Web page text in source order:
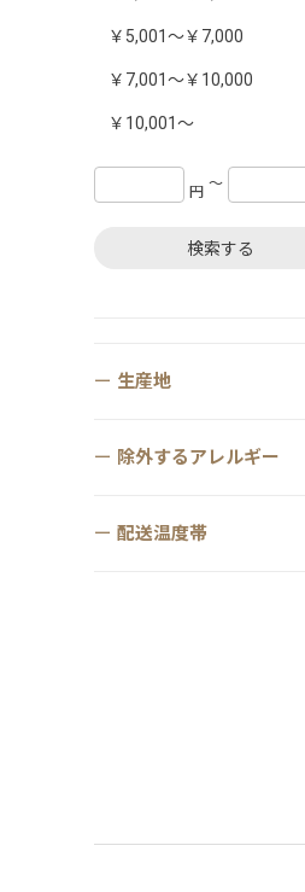
￥5,001～￥7,000
￥7,001～￥10,000
￥10,001～
円 〜
検索する
生産地
除外するアレルギー
配送温度帯